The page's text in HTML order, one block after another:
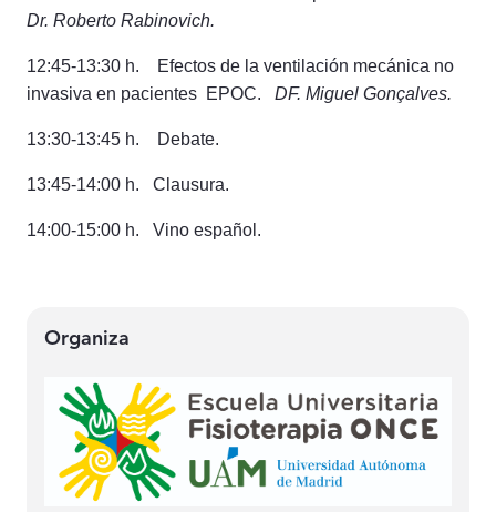
Dr. Roberto Rabinovich.
12:45-13:30 h.
Efectos de la ventilación mecánica no
invasiva en pacientes EPOC.
DF. Miguel Gonçalves.
13:30-13:45 h. Debate.
13:45-14:00 h. Clausura.
14:00-15:00 h. Vino español.
Organiza